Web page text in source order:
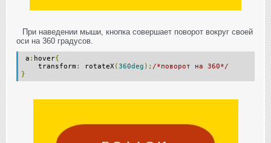
При наведении мыши, кнопка совершает поворот вокруг своей
оси на 360 градусов.
a : hover{
transform : rotateX( 360deg ); /*поворот на 360*/
}